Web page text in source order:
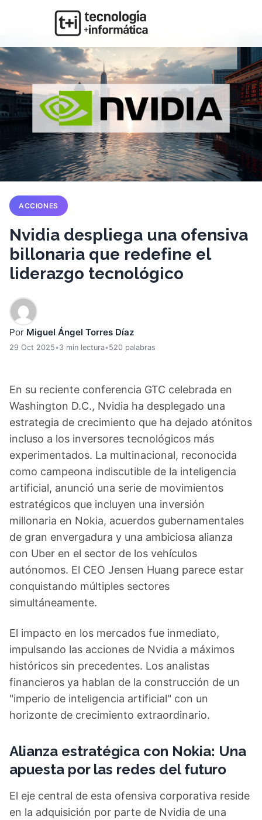
ACCIONES
Nvidia despliega una ofensiva
billonaria que redefine el
liderazgo tecnológico
Por Miguel Ángel Torres Díaz
29 Oct 2025•3 min lectura•520 palabras
En su reciente conferencia GTC celebrada en
Washington D.C., Nvidia ha desplegado una
estrategia de crecimiento que ha dejado atónitos
incluso a los inversores tecnológicos más
experimentados. La multinacional, reconocida
como campeona indiscutible de la inteligencia
artificial, anunció una serie de movimientos
estratégicos que incluyen una inversión
millonaria en Nokia, acuerdos gubernamentales
de gran envergadura y una ambiciosa alianza
con Uber en el sector de los vehículos
autónomos. El CEO Jensen Huang parece estar
conquistando múltiples sectores
simultáneamente.
El impacto en los mercados fue inmediato,
impulsando las acciones de Nvidia a máximos
históricos sin precedentes. Los analistas
financieros ya hablan de la construcción de un
"imperio de inteligencia artificial" con un
horizonte de crecimiento extraordinario.
Alianza estratégica con Nokia: Una
apuesta por las redes del futuro
El eje central de esta ofensiva corporativa reside
en la adquisición por parte de Nvidia de una